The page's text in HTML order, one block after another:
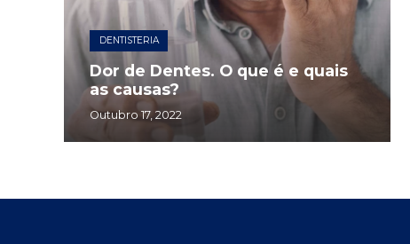
DENTISTERIA
Dor de Dentes. O que é e quais
as causas?
Outubro 17, 2022